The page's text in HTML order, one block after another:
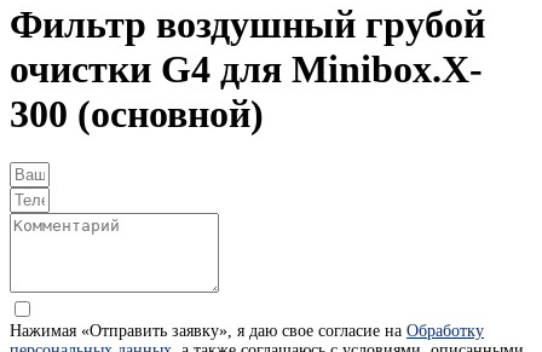
Фильтр воздушный грубой
очистки G4 для Minibox.X-
300 (основной)
Нажимая «Отправить заявку», я даю свое согласие на Обработку